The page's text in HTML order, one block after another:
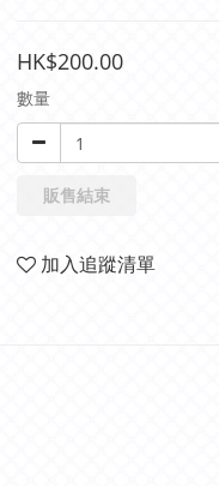
HK$200.00
數量
販售結束
加入追蹤清單